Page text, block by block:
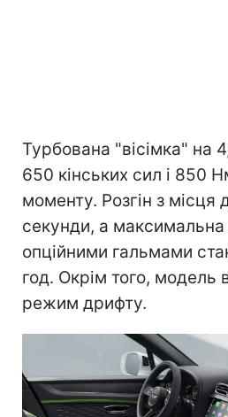
Турбована "вісімка" на
650 кінських сил і 850
моменту. Розгін з місця
секунди, а максимальна
опційними гальмами
год. Окрім того,
режим дрифту.